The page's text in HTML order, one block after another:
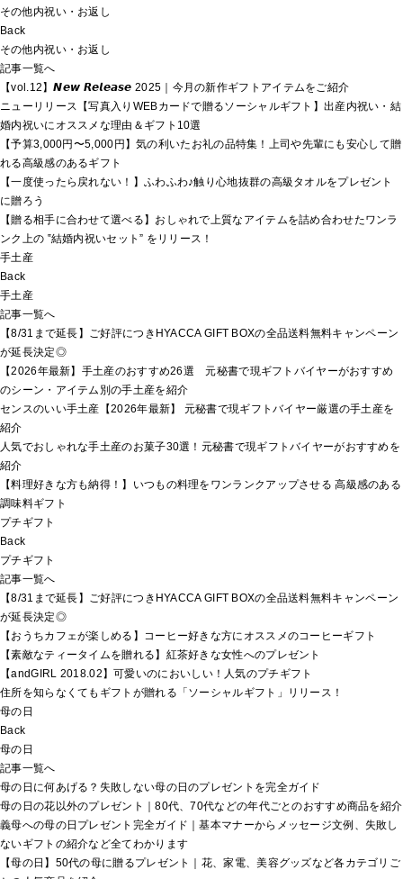
その他内祝い・お返し
Back
その他内祝い・お返し
記事一覧へ
【vol.12】𝙉𝙚𝙬 𝙍𝙚𝙡𝙚𝙖𝙨𝙚 2025｜今月の新作ギフトアイテムをご紹介
ニューリリース【写真入りWEBカードで贈るソーシャルギフト】出産内祝い・結
婚内祝いにオススメな理由＆ギフト10選
【予算3,000円〜5,000円】気の利いたお礼の品特集！上司や先輩にも安心して贈
れる高級感のあるギフト
【一度使ったら戻れない！】ふわふわ♪触り心地抜群の高級タオルをプレゼント
に贈ろう
【贈る相手に合わせて選べる】おしゃれで上質なアイテムを詰め合わせたワンラ
ンク上の ‟結婚内祝いセット” をリリース！
手土産
Back
手土産
記事一覧へ
【8/31まで延長】ご好評につきHYACCA GIFT BOXの全品送料無料キャンペーン
が延長決定◎
【2026年最新】手土産のおすすめ26選 元秘書で現ギフトバイヤーがおすすめ
のシーン・アイテム別の手土産を紹介
センスのいい手土産【2026年最新】 元秘書で現ギフトバイヤー厳選の手土産を
紹介
人気でおしゃれな手土産のお菓子30選！元秘書で現ギフトバイヤーがおすすめを
紹介
【料理好きな方も納得！】いつもの料理をワンランクアップさせる 高級感のある
調味料ギフト
プチギフト
Back
プチギフト
記事一覧へ
【8/31まで延長】ご好評につきHYACCA GIFT BOXの全品送料無料キャンペーン
が延長決定◎
【おうちカフェが楽しめる】コーヒー好きな方にオススメのコーヒーギフト
【素敵なティータイムを贈れる】紅茶好きな女性へのプレゼント
【andGIRL 2018.02】可愛いのにおいしい！人気のプチギフト
住所を知らなくてもギフトが贈れる「ソーシャルギフト」リリース！
母の日
Back
母の日
記事一覧へ
母の日に何あげる？失敗しない母の日のプレゼントを完全ガイド
母の日の花以外のプレゼント｜80代、70代などの年代ごとのおすすめ商品を紹介
義母への母の日プレゼント完全ガイド｜基本マナーからメッセージ文例、失敗し
ないギフトの紹介など全てわかります
【母の日】50代の母に贈るプレゼント｜花、家電、美容グッズなど各カテゴリご